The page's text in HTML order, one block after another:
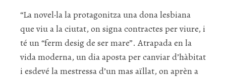
“La novel·la la protagonitza una dona lesbiana
que viu a la ciutat, on signa contractes per viure, i
té un “ferm desig de ser mare”. Atrapada en la
vida moderna, un dia aposta per canviar d’hàbitat
i esdevé la mestressa d’un mas aïllat, on aprèn a